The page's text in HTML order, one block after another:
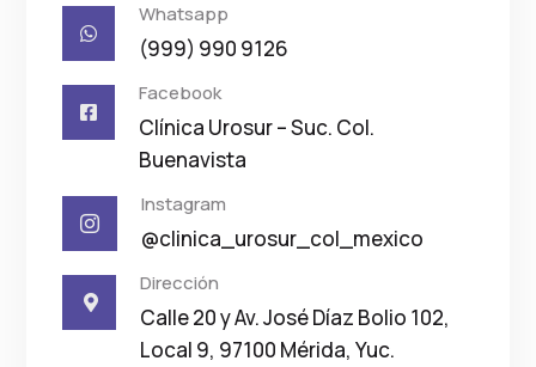

Whatsapp
(999) 990 9126

Facebook
Clínica Urosur – Suc. Col.
Buenavista

Instagram
@clinica_urosur_col_mexico

Dirección
Calle 20 y Av. José Díaz Bolio 102,
Local 9, 97100 Mérida, Yuc.